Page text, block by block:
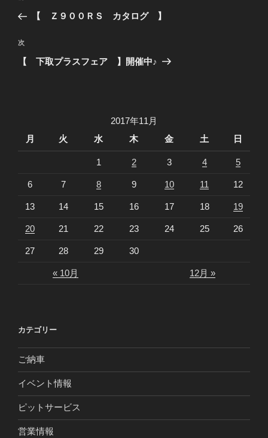
ビ
ゲ
去
投
稿
【 Ｚ９００ＲＳ カタログ 】
次
の
次
【 下取プラスフェア 】開催中♪
2017年11月
月
火 水 木 金 土 日
« 10月 12月 »
1 2 3 4 5
6 7 8 9 10 11 12
13 14 15 16 17 18 19
20 21 22 23 24 25 26
27 28 29 30
カテゴリー
ご納車
イベント情報
ピットサービス
営業情報